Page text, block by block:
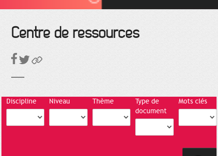
Centre de ressources
Discipline Niveau Thème
Type de
document
Mots clés